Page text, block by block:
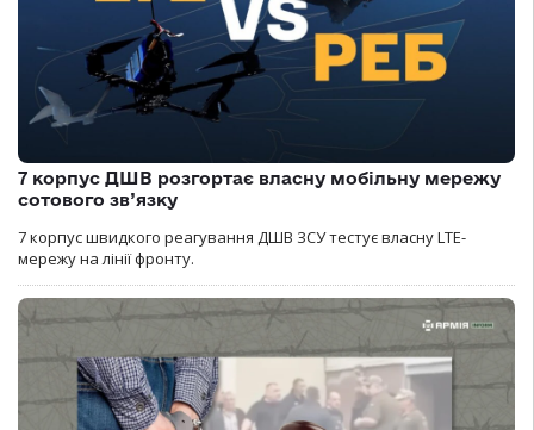
7 корпус ДШВ розгортає власну мобільну мережу
сотового зв’язку
7 корпус швидкого реагування ДШВ ЗСУ тестує власну LTE-
мережу на лінії фронту.